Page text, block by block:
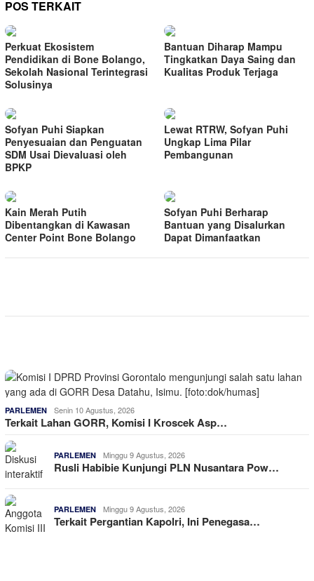
POS TERKAIT
Perkuat Ekosistem
Pendidikan di Bone Bolango,
Sekolah Nasional Terintegrasi
Solusinya
Bantuan Diharap Mampu
Tingkatkan Daya Saing dan
Kualitas Produk Terjaga
Sofyan Puhi Siapkan
Penyesuaian dan Penguatan
SDM Usai Dievaluasi oleh
BPKP
Lewat RTRW, Sofyan Puhi
Ungkap Lima Pilar
Pembangunan
Kain Merah Putih
Dibentangkan di Kawasan
Center Point Bone Bolango
Sofyan Puhi Berharap
Bantuan yang Disalurkan
Dapat Dimanfaatkan
PARLEMEN Senin 10 Agustus, 2026
Terkait Lahan GORR, Komisi I Kroscek Asp…
PARLEMEN Minggu 9 Agustus, 2026
Rusli Habibie Kunjungi PLN Nusantara Pow…
PARLEMEN Minggu 9 Agustus, 2026
Terkait Pergantian Kapolri, Ini Penegasa…